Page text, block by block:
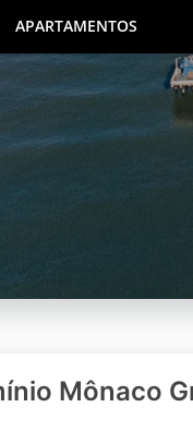
APARTAMENTOS
Mônaco